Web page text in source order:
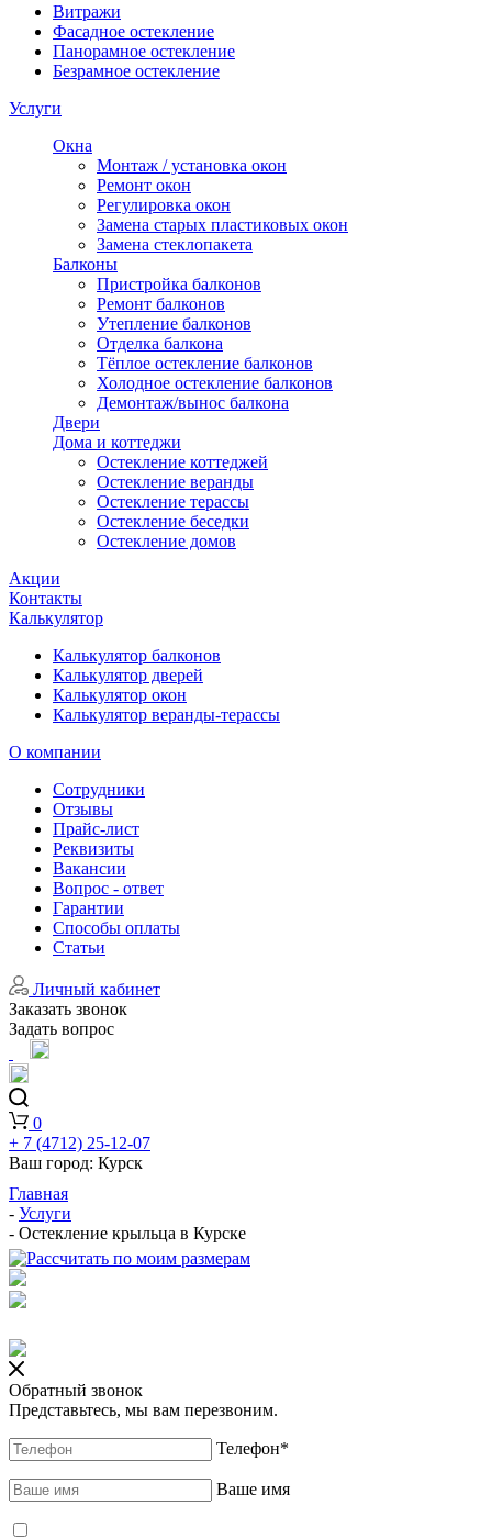
Витражи
Фасадное остекление
Панорамное остекление
Безрамное остекление
Услуги
Окна
Монтаж / установка окон
Ремонт окон
Регулировка окон
Замена старых пластиковых окон
Замена стеклопакета
Балконы
Пристройка балконов
Ремонт балконов
Утепление балконов
Отделка балкона
Тёплое остекление балконов
Холодное остекление балконов
Демонтаж/вынос балкона
Двери
Дома и коттеджи
Остекление коттеджей
Остекление веранды
Остекление терассы
Остекление беседки
Остекление домов
Акции
Контакты
Калькулятор
Калькулятор балконов
Калькулятор дверей
Калькулятор окон
Калькулятор веранды-терассы
О компании
Сотрудники
Отзывы
Прайс-лист
Реквизиты
Вакансии
Вопрос - ответ
Гарантии
Способы оплаты
Статьи
Личный кабинет
Заказать звонок
Задать вопрос
0
+ 7 (4712) 25-12-07
Ваш город: Курск
Главная
- Услуги
- Остекление крыльца в Курске
Обратный звонок
Представьтесь, мы вам перезвоним.
Телефон*
Ваше имя